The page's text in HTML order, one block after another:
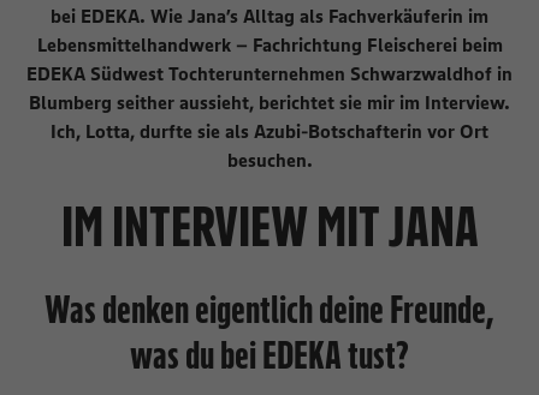
bei EDEKA. Wie Jana’s Alltag als Fachverkäuferin im
Lebensmittelhandwerk – Fachrichtung Fleischerei beim
EDEKA Südwest Tochterunternehmen Schwarzwaldhof in
Blumberg seither aussieht, berichtet sie mir im Interview.
Ich, Lotta, durfte sie als Azubi-Botschafterin vor Ort
besuchen.
IM INTERVIEW MIT JANA
Was denken eigentlich deine Freunde,
was du bei EDEKA tust?